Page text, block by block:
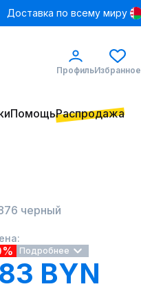
Доставка по всему миру
ПрофильИзбранное
ПомощьРаспродажа
черный
Подробнее
BYN